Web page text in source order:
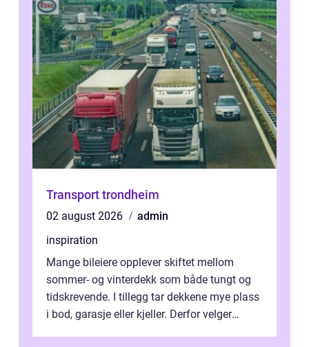
Transport trondheim
02 august 2026
admin
inspiration
Mange bileiere opplever skiftet mellom
sommer- og vinterdekk som både tungt og
tidskrevende. I tillegg tar dekkene mye plass
i bod, garasje eller kjeller. Derfor velger